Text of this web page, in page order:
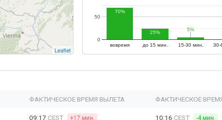
Leaflet
вовремя до 15 мин. 15-30 мин. 30-
0
50
70%
25%
5%
5%
ФАКТИЧЕСКОЕ ВРЕМЯ ВЫЛЕТА ФАКТИЧЕСКОЕ
09:17 CEST +17 мин. 10:16 CEST -4 мин.